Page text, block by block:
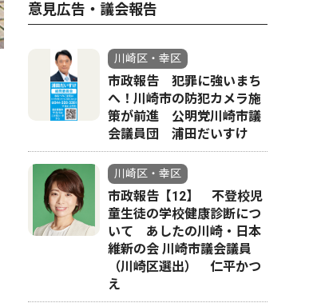
意見広告・議会報告
川崎区・幸区
市政報告 犯罪に強いまち
へ！川崎市の防犯カメラ施
策が前進 公明党川崎市議
会議員団 浦田だいすけ
川崎区・幸区
市政報告【12】 不登校児
童生徒の学校健康診断につ
いて あしたの川崎・日本
維新の会 川崎市議会議員
（川崎区選出） 仁平かつ
え